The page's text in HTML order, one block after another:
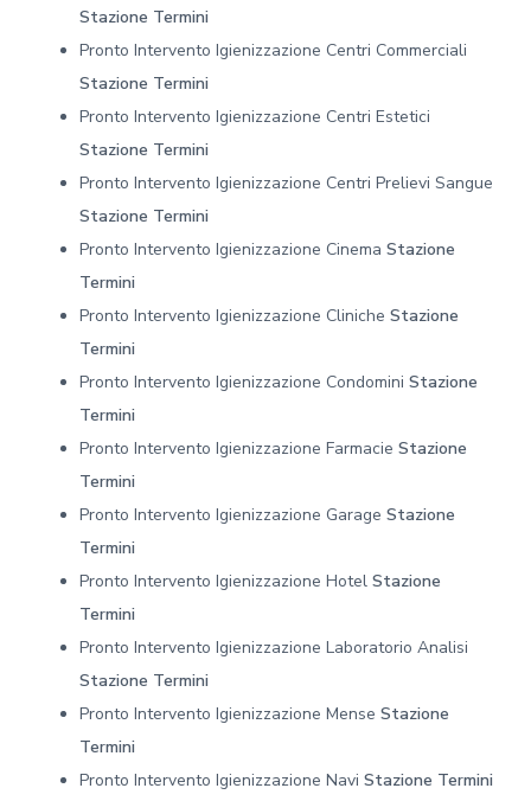
Stazione Termini
Pronto Intervento Igienizzazione Centri Commerciali
Stazione Termini
Pronto Intervento Igienizzazione Centri Estetici
Stazione Termini
Pronto Intervento Igienizzazione Centri Prelievi Sangue
Stazione Termini
Pronto Intervento Igienizzazione Cinema Stazione
Termini
Pronto Intervento Igienizzazione Cliniche Stazione
Termini
Pronto Intervento Igienizzazione Condomini Stazione
Termini
Pronto Intervento Igienizzazione Farmacie Stazione
Termini
Pronto Intervento Igienizzazione Garage Stazione
Termini
Pronto Intervento Igienizzazione Hotel Stazione
Termini
Pronto Intervento Igienizzazione Laboratorio Analisi
Stazione Termini
Pronto Intervento Igienizzazione Mense Stazione
Termini
Pronto Intervento Igienizzazione Navi Stazione Termini